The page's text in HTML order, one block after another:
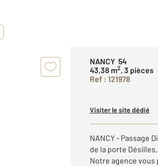
NANCY 54
43,38 m2, 3 pièces
Ref : 121978
Visiter le site dédié
NANCY - Passage
de la porte
Notre agence